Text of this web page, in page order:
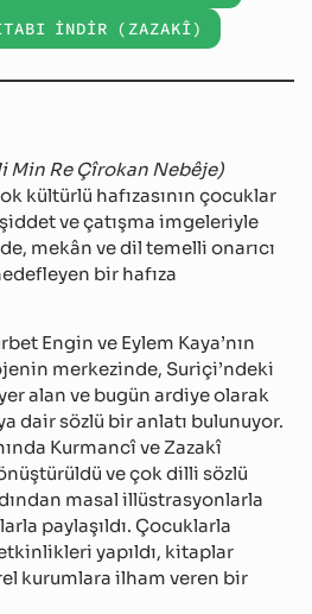
İNDİR (ZAZAKÎ)
Min Re Çîrokan Nebêje)
kültürlü hafızasının çocuklar
ve çatışma imgeleriyle
mekân ve dil temelli onarıcı
bir hafıza
Engin ve Eylem Kaya’nın
merkezinde, Suriçi’ndeki
alan ve bugün ardiye olarak
dair sözlü bir anlatı bulunuyor.
Kurmancî ve Zazakî
ve çok dilli sözlü
masal illüstrasyonlarla
paylaşıldı. Çocuklarla
yapıldı, kitaplar
kurumlara ilham veren bir